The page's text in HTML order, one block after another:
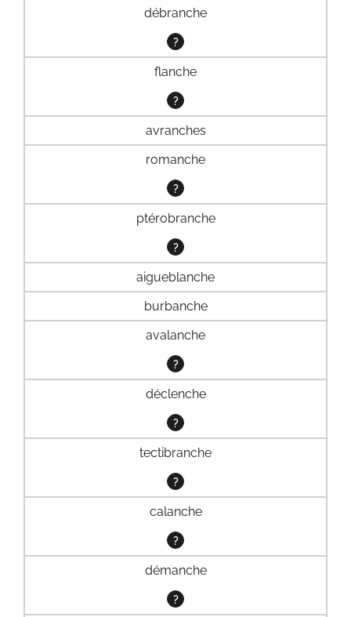
débranche
?
flanche
?
avranches
romanche
?
ptérobranche
?
aigueblanche
burbanche
avalanche
?
déclenche
?
tectibranche
?
calanche
?
démanche
?